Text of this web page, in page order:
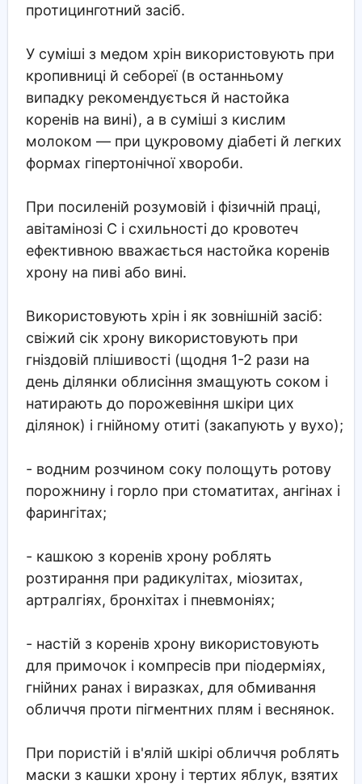
протицинготний засіб.
У суміші з медом хрін використовують при
кропивниці й себореї (в останньому
випадку рекомендується й настойка
коренів на вині), а в суміші з кислим
молоком — при цукровому діабеті й легких
формах гіпертонічної хвороби.
При посиленій розумовій і фізичній праці,
авітамінозі С і схильності до кровотеч
ефективною вважається настойка коренів
хрону на пиві або вині.
Використовують хрін і як зовнішній засіб:
свіжий сік хрону використовують при
гніздовій плішивості (щодня 1-2 рази на
день ділянки облисіння змащують соком і
натирають до порожевіння шкіри цих
ділянок) і гнійному отиті (закапують у вухо);
- водним розчином соку полощуть ротову
порожнину і горло при стоматитах, ангінах і
фарингітах;
- кашкою з коренів хрону роблять
розтирання при радикулітах, міозитах,
артралгіях, бронхітах і пневмоніях;
- настій з коренів хрону використовують
для примочок і компресів при піодерміях,
гнійних ранах і виразках, для обмивання
обличчя проти пігментних плям і веснянок.
При пористій і в'ялій шкірі обличчя роблять
маски з кашки хрону і тертих яблук, взятих